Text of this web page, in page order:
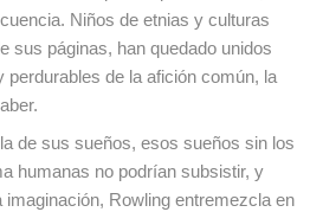
Niños de etnias y culturas
sus páginas, han quedado unidos
perdurables de la afición común, la
de sus sueños, esos sueños sin los
humanas no podrían subsistir, y
imaginación, Rowling entremezcla en